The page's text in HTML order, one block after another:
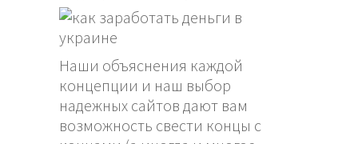
Наши объяснения каждой
концепции и наш выбор
надежных сайтов дают вам
возможность свести концы с